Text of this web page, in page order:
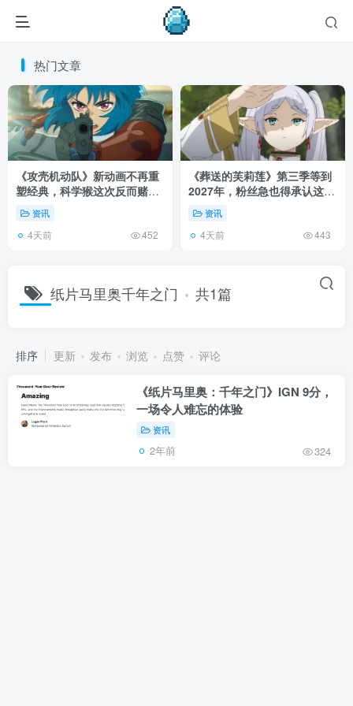
热门文章
《攻壳机动队》新动画不再重
塑经典，科学猴这次反而赌对
了！资讯
4天前 452
《葬送的芙莉莲》第三季等到
2027年，粉丝急也得承认这次
慢得有道理！
资讯
4天前 443
纸片马里奥千年之门 共1篇
排序 更新 发布 浏览 点赞 评论
《纸片马里奥：千年之门》IGN 9分，
一场令人难忘的体验
资讯
2年前 324